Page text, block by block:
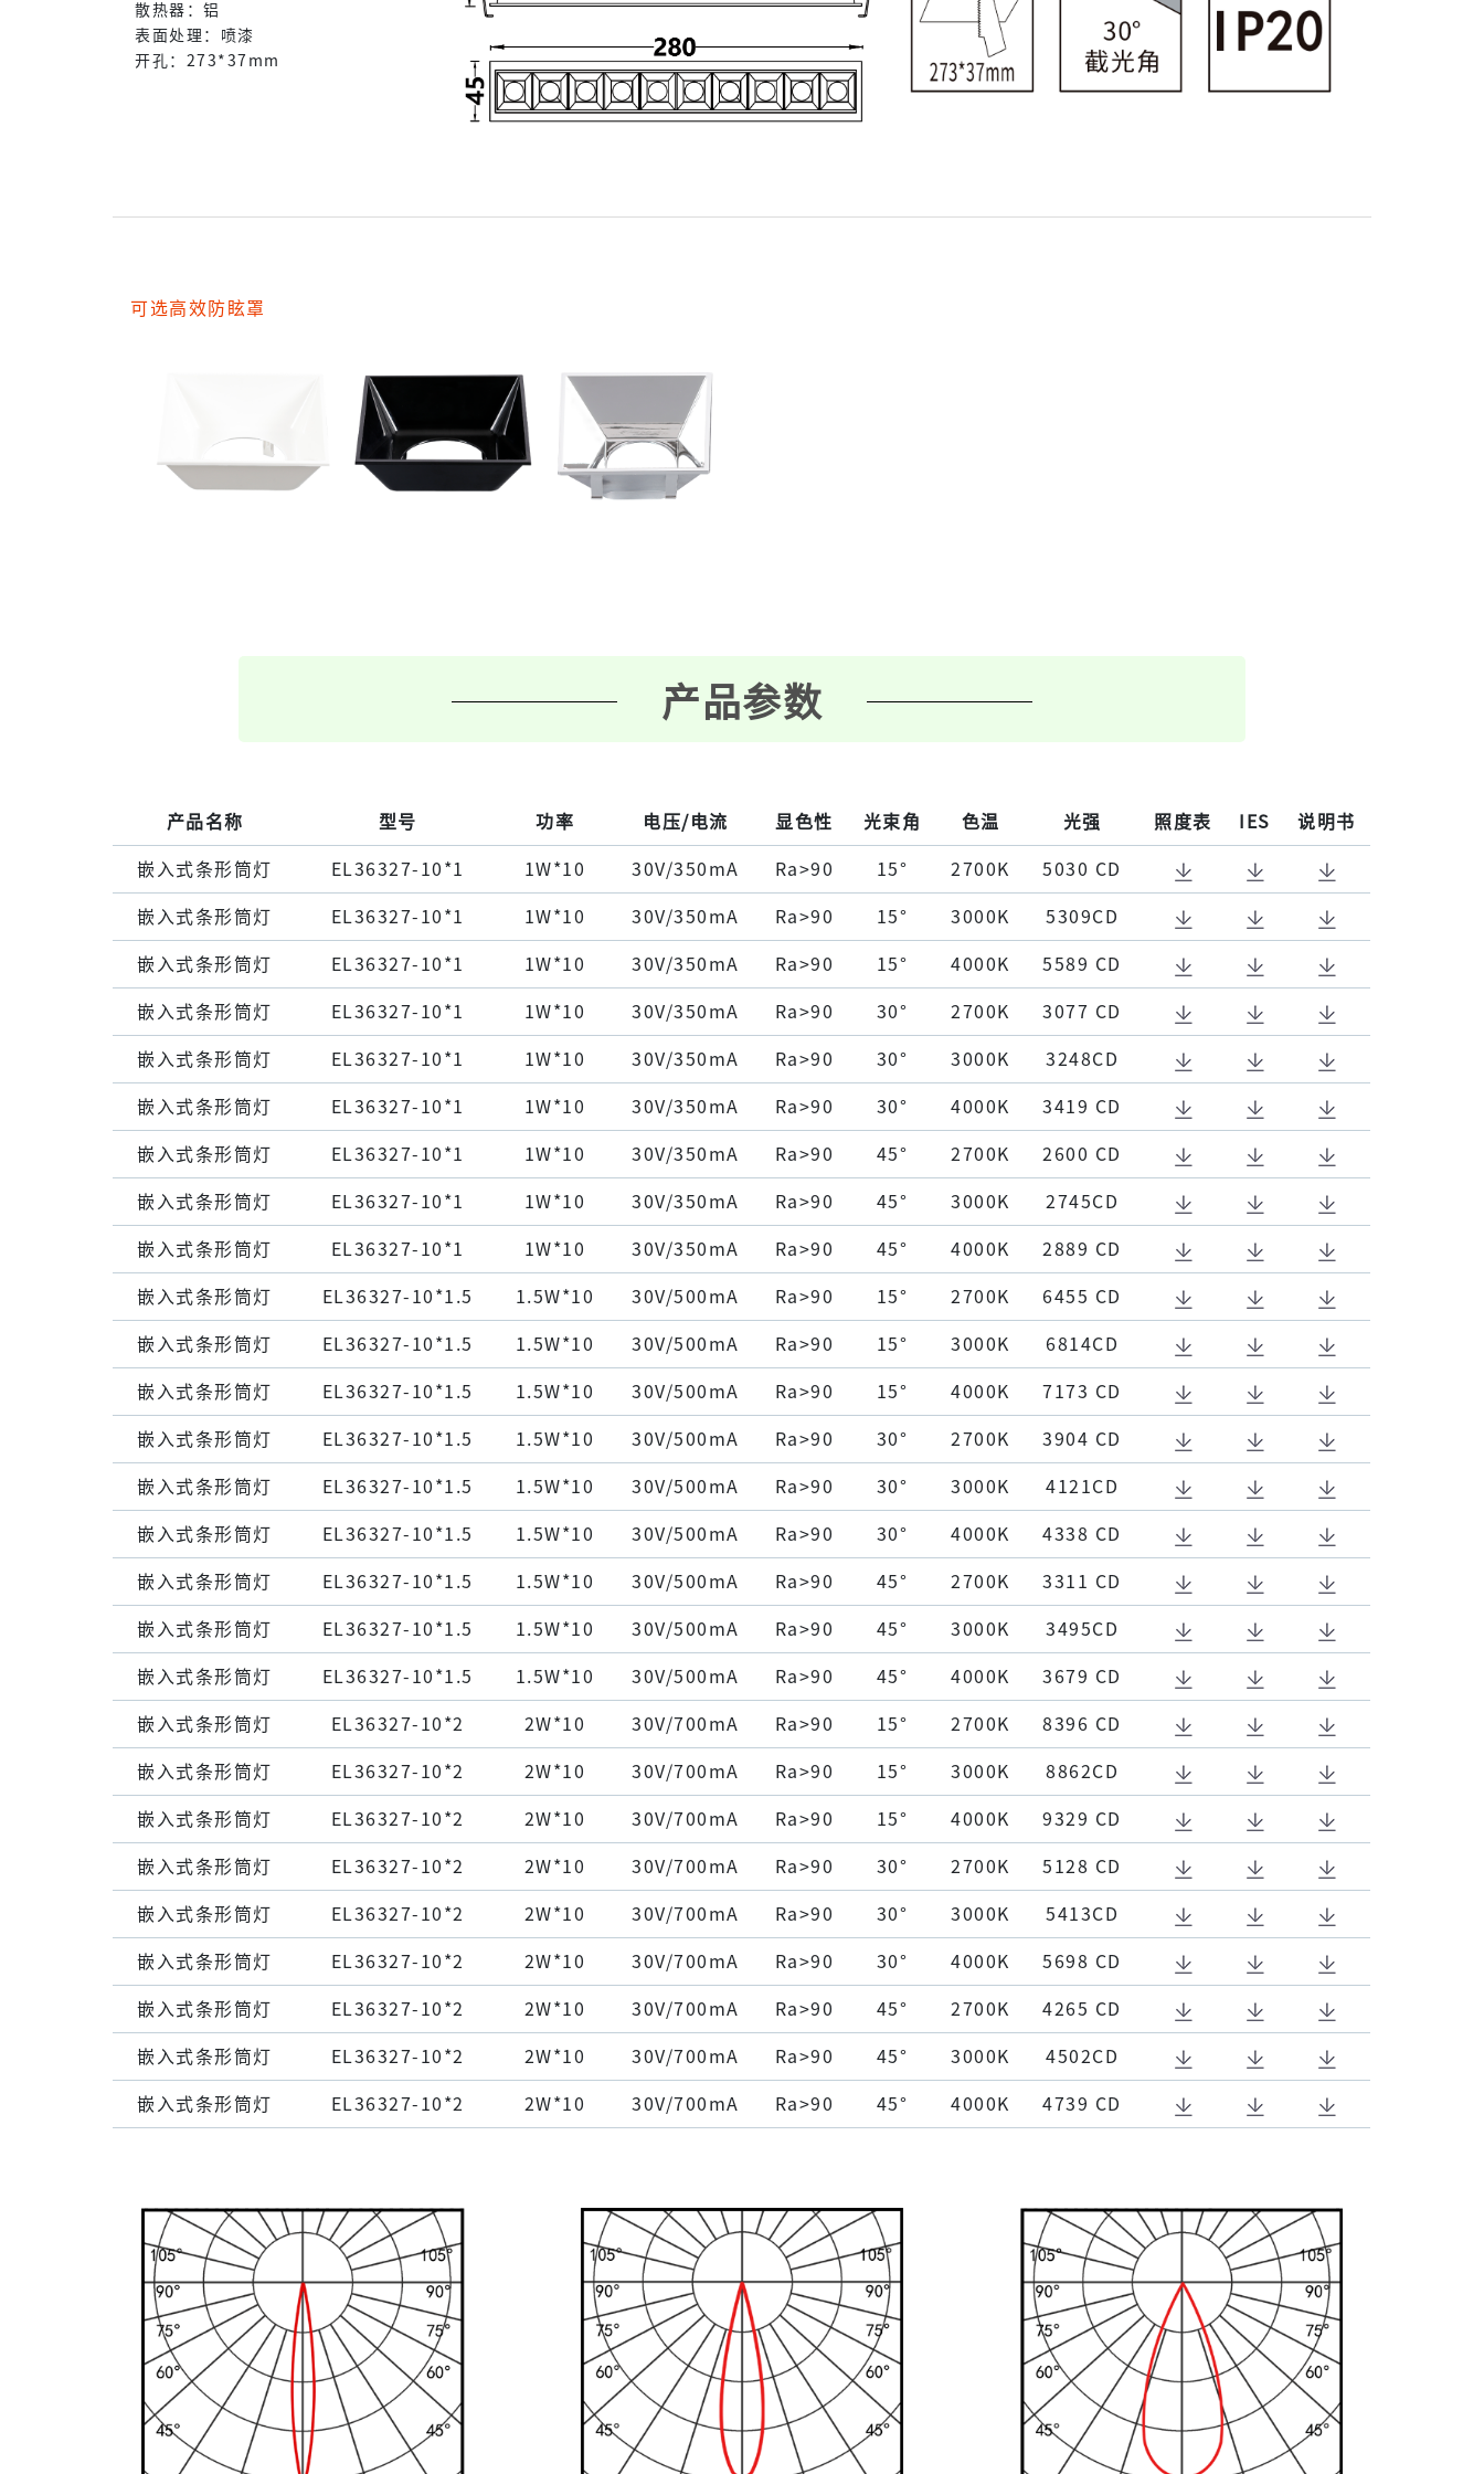
散热器：铝
表面处理：喷漆
开孔：273*37mm
可选高效防眩罩
产品参数
产品名称 型号 功率 电压/电流 显色性 光束角 色温 光强 照度表 IES 说明书
嵌⼊式条形筒灯 EL36327-10*1 1W*10 30V/350mA Ra>90 15° 2700K 5030 CD
嵌⼊式条形筒灯 EL36327-10*1 1W*10 30V/350mA Ra>90 15° 3000K 5309CD
嵌⼊式条形筒灯 EL36327-10*1 1W*10 30V/350mA Ra>90 15° 4000K 5589 CD
嵌⼊式条形筒灯 EL36327-10*1 1W*10 30V/350mA Ra>90 30° 2700K 3077 CD
嵌⼊式条形筒灯 EL36327-10*1 1W*10 30V/350mA Ra>90 30° 3000K 3248CD
嵌⼊式条形筒灯 EL36327-10*1 1W*10 30V/350mA Ra>90 30° 4000K 3419 CD
嵌⼊式条形筒灯 EL36327-10*1 1W*10 30V/350mA Ra>90 45° 2700K 2600 CD
嵌⼊式条形筒灯 EL36327-10*1 1W*10 30V/350mA Ra>90 45° 3000K 2745CD
嵌⼊式条形筒灯 EL36327-10*1 1W*10 30V/350mA Ra>90 45° 4000K 2889 CD
嵌⼊式条形筒灯 EL36327-10*1.5 1.5W*10 30V/500mA Ra>90 15° 2700K 6455 CD
嵌⼊式条形筒灯 EL36327-10*1.5 1.5W*10 30V/500mA Ra>90 15° 3000K 6814CD
嵌⼊式条形筒灯 EL36327-10*1.5 1.5W*10 30V/500mA Ra>90 15° 4000K 7173 CD
嵌⼊式条形筒灯 EL36327-10*1.5 1.5W*10 30V/500mA Ra>90 30° 2700K 3904 CD
嵌⼊式条形筒灯 EL36327-10*1.5 1.5W*10 30V/500mA Ra>90 30° 3000K 4121CD
嵌⼊式条形筒灯 EL36327-10*1.5 1.5W*10 30V/500mA Ra>90 30° 4000K 4338 CD
嵌⼊式条形筒灯 EL36327-10*1.5 1.5W*10 30V/500mA Ra>90 45° 2700K 3311 CD
嵌⼊式条形筒灯 EL36327-10*1.5 1.5W*10 30V/500mA Ra>90 45° 3000K 3495CD
嵌⼊式条形筒灯 EL36327-10*1.5 1.5W*10 30V/500mA Ra>90 45° 4000K 3679 CD
嵌⼊式条形筒灯 EL36327-10*2 2W*10 30V/700mA Ra>90 15° 2700K 8396 CD
嵌⼊式条形筒灯 EL36327-10*2 2W*10 30V/700mA Ra>90 15° 3000K 8862CD
嵌⼊式条形筒灯 EL36327-10*2 2W*10 30V/700mA Ra>90 15° 4000K 9329 CD
嵌⼊式条形筒灯 EL36327-10*2 2W*10 30V/700mA Ra>90 30° 2700K 5128 CD
嵌⼊式条形筒灯 EL36327-10*2 2W*10 30V/700mA Ra>90 30° 3000K 5413CD
嵌⼊式条形筒灯 EL36327-10*2 2W*10 30V/700mA Ra>90 30° 4000K 5698 CD
嵌⼊式条形筒灯 EL36327-10*2 2W*10 30V/700mA Ra>90 45° 2700K 4265 CD
嵌⼊式条形筒灯 EL36327-10*2 2W*10 30V/700mA Ra>90 45° 3000K 4502CD
嵌⼊式条形筒灯 EL36327-10*2 2W*10 30V/700mA Ra>90 45° 4000K 4739 CD